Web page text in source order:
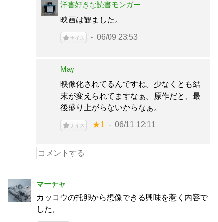
洋書好きな読書モンガー
映画は観ました。
ナイス 06/09 23:53
May
映像化されてるんですね。少なくとも結
末が変えられてますなぁ。原作だと、最
後盛り上がらないからなぁ。
ナイス ★1 06/11 12:11
マーチャ
カッコウの托卵から想像できる興味を惹く内容で
した。